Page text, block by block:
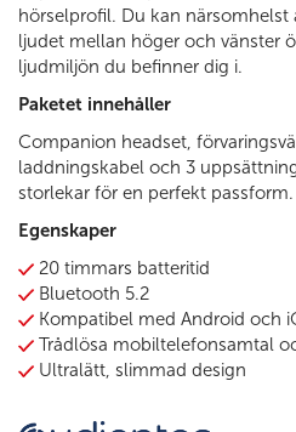
hörselprofil. Du kan närsomhelst
ljudet mellan höger och vänster
ljudmiljön du befinner dig i.
Paketet innehåller
Companion headset,
laddningskabel och 3
storlekar för en perfekt passform.
Egenskaper
20 timmars batteritid
Bluetooth 5.2
Kompatibel med Android och
Trådlösa mobiltelefonsamtal
Ultralätt, slimmad design